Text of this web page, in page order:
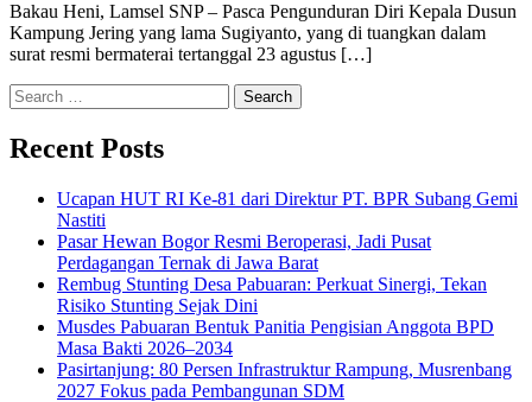
Bakau Heni, Lamsel SNP – Pasca Pengunduran Diri Kepala Dusun
Kampung Jering yang lama Sugiyanto, yang di tuangkan dalam
surat resmi bermaterai tertanggal 23 agustus […]
Search
for:
Recent Posts
Ucapan HUT RI Ke-81 dari Direktur PT. BPR Subang Gemi
Nastiti
Pasar Hewan Bogor Resmi Beroperasi, Jadi Pusat
Perdagangan Ternak di Jawa Barat
Rembug Stunting Desa Pabuaran: Perkuat Sinergi, Tekan
Risiko Stunting Sejak Dini
Musdes Pabuaran Bentuk Panitia Pengisian Anggota BPD
Masa Bakti 2026–2034
Pasirtanjung: 80 Persen Infrastruktur Rampung, Musrenbang
2027 Fokus pada Pembangunan SDM